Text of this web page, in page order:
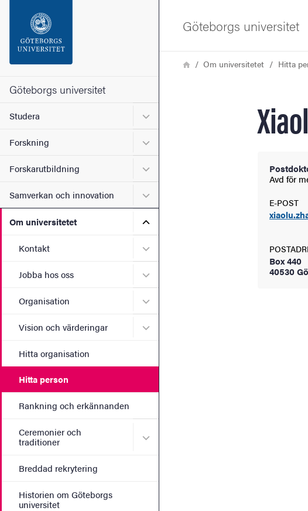
Sidfoten
Om webbplatsen
Göteborgs universitet
Studera Undermeny för Studera
Forskning Undermeny för Forskning
Forskarutbildning Undermeny för Forskarutbildning
Samverkan och innovation Undermeny för Samverkan och
Om universitetet Undermeny för Om universitetet
Kontakt Undermeny för Kontakt
Jobba hos oss Undermeny för Jobba hos oss
Organisation Undermeny för Organisation
Vision och värderingar Undermeny för Vision och värderingar
Hitta organisation
Hitta person
Rankning och erkännanden
Ceremonier och
traditioner
Undermeny för Ceremonier och
Breddad rekrytering
Historien om Göteborgs
universitet
Göteborgs universitet
LänkstigHemOm universitetet Hitta
Avd för
E-POST
Box 440
40530